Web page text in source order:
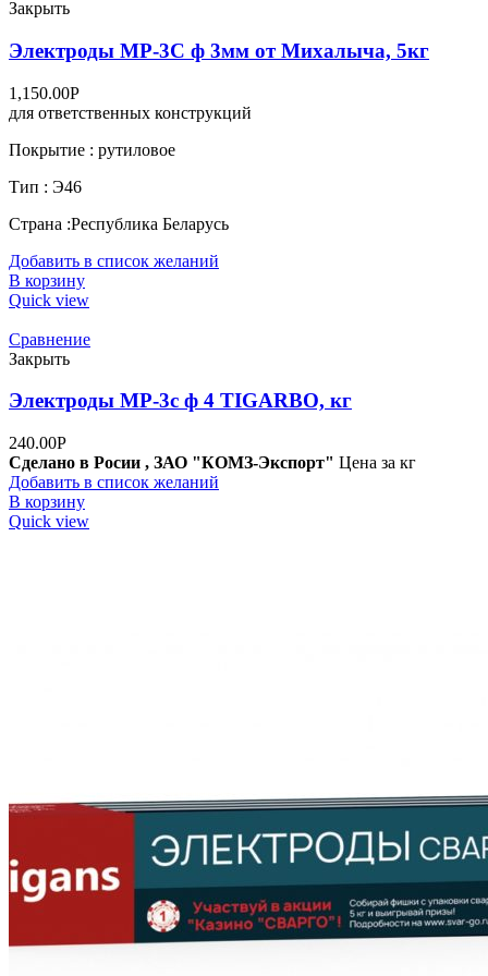
Закрыть
Электроды МР-3С ф 3мм от Михалыча, 5кг
1,150.00Р
для ответственных конструкций
Покрытие : рутиловое
Тип : Э46
Страна :Республика Беларусь
Добавить в список желаний
В корзину
Quick view
Сравнение
Закрыть
Электроды МР-3с ф 4 TIGARBO, кг
240.00Р
Сделано в Росии , ЗАО "КОМЗ-Экспорт" Цена за кг
Добавить в список желаний
В корзину
Quick view